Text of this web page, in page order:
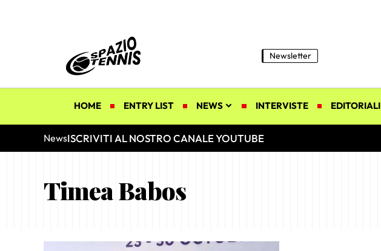
Newsletter
HOME ENTRY LIST NEWS INTERVISTE EDITORIALI
NewsISCRIVITI AL NOSTRO CANALE YOUTUBE
Timea Babos